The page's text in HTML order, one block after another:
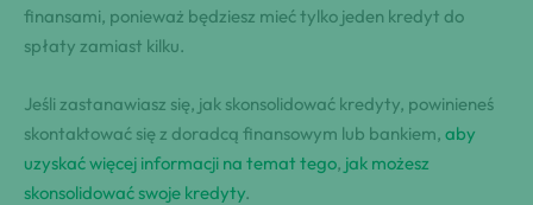
finansami, ponieważ będziesz mieć tylko jeden kredyt do
spłaty zamiast kilku.
Jeśli zastanawiasz się, jak skonsolidować kredyty, powinieneś
skontaktować się z doradcą finansowym lub bankiem, aby
uzyskać więcej informacji na temat tego, jak możesz
skonsolidować swoje kredyty.